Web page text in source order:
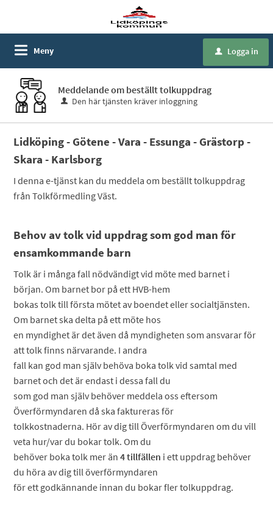
Meny u Logga in
Meddelande om beställt tolkuppdrag
Den här tjänsten kräver inloggning
Lidköping - Götene - Vara - Essunga - Grästorp -
Skara - Karlsborg
I denna e-tjänst kan du meddela om beställt tolkuppdrag
från Tolkförmedling Väst.
Behov av tolk vid uppdrag som god man för
ensamkommande barn
Tolk är i många fall nödvändigt vid möte med barnet i
början. Om barnet bor på ett HVB-hem
bokas tolk till första mötet av boendet eller socialtjänsten.
Om barnet ska delta på ett möte hos
en myndighet är det även då myndigheten som ansvarar för
att tolk finns närvarande. I andra
fall kan god man själv behöva boka tolk vid samtal med
barnet och det är endast i dessa fall du
som god man själv behöver meddela oss eftersom
Överförmyndaren då ska faktureras för
tolkkostnaderna. Hör av dig till Överförmyndaren om du vill
veta hur/var du bokar tolk. Om du
behöver boka tolk mer än4 tillfällen i ett uppdrag behöver
du höra av dig till överförmyndaren
för ett godkännande innan du bokar fler tolkuppdrag.